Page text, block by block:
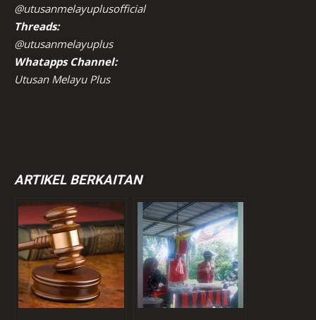
@utusanmelayuplusofficial
Threads:
@utusanmelayuplus
Whatapps Channel:
Utusan Melayu Plus
ARTIKEL BERKAITAN